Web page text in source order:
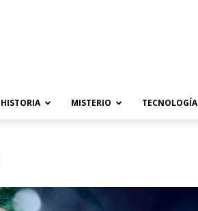
HISTORIA MISTERIO TECNOLOGÍA